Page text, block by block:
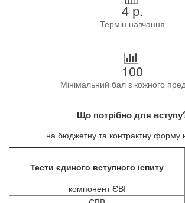
4 р.
Термін навчання
100
Мінімальний бал з кожного
Що потрібно для
на бюджетну та контрактну форму
Тести єдиного вступного іспиту
компонент ЄВІ